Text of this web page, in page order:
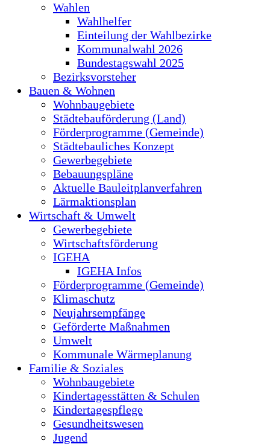
Wahlen
Wahlhelfer
Einteilung der Wahlbezirke
Kommunalwahl 2026
Bundestagswahl 2025
Bezirksvorsteher
Bauen & Wohnen
Wohnbaugebiete
Städtebauförderung (Land)
Förderprogramme (Gemeinde)
Städtebauliches Konzept
Gewerbegebiete
Bebauungspläne
Aktuelle Bauleitplanverfahren
Lärmaktionsplan
Wirtschaft & Umwelt
Gewerbegebiete
Wirtschaftsförderung
IGEHA
IGEHA Infos
Förderprogramme (Gemeinde)
Klimaschutz
Neujahrsempfänge
Geförderte Maßnahmen
Umwelt
Kommunale Wärmeplanung
Familie & Soziales
Wohnbaugebiete
Kindertagesstätten & Schulen
Kindertagespflege
Gesundheitswesen
Jugend